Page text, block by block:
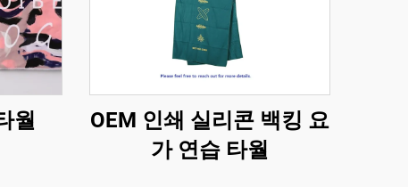
월
OEM 인쇄 실리콘 백킹 요
가 연습 타월